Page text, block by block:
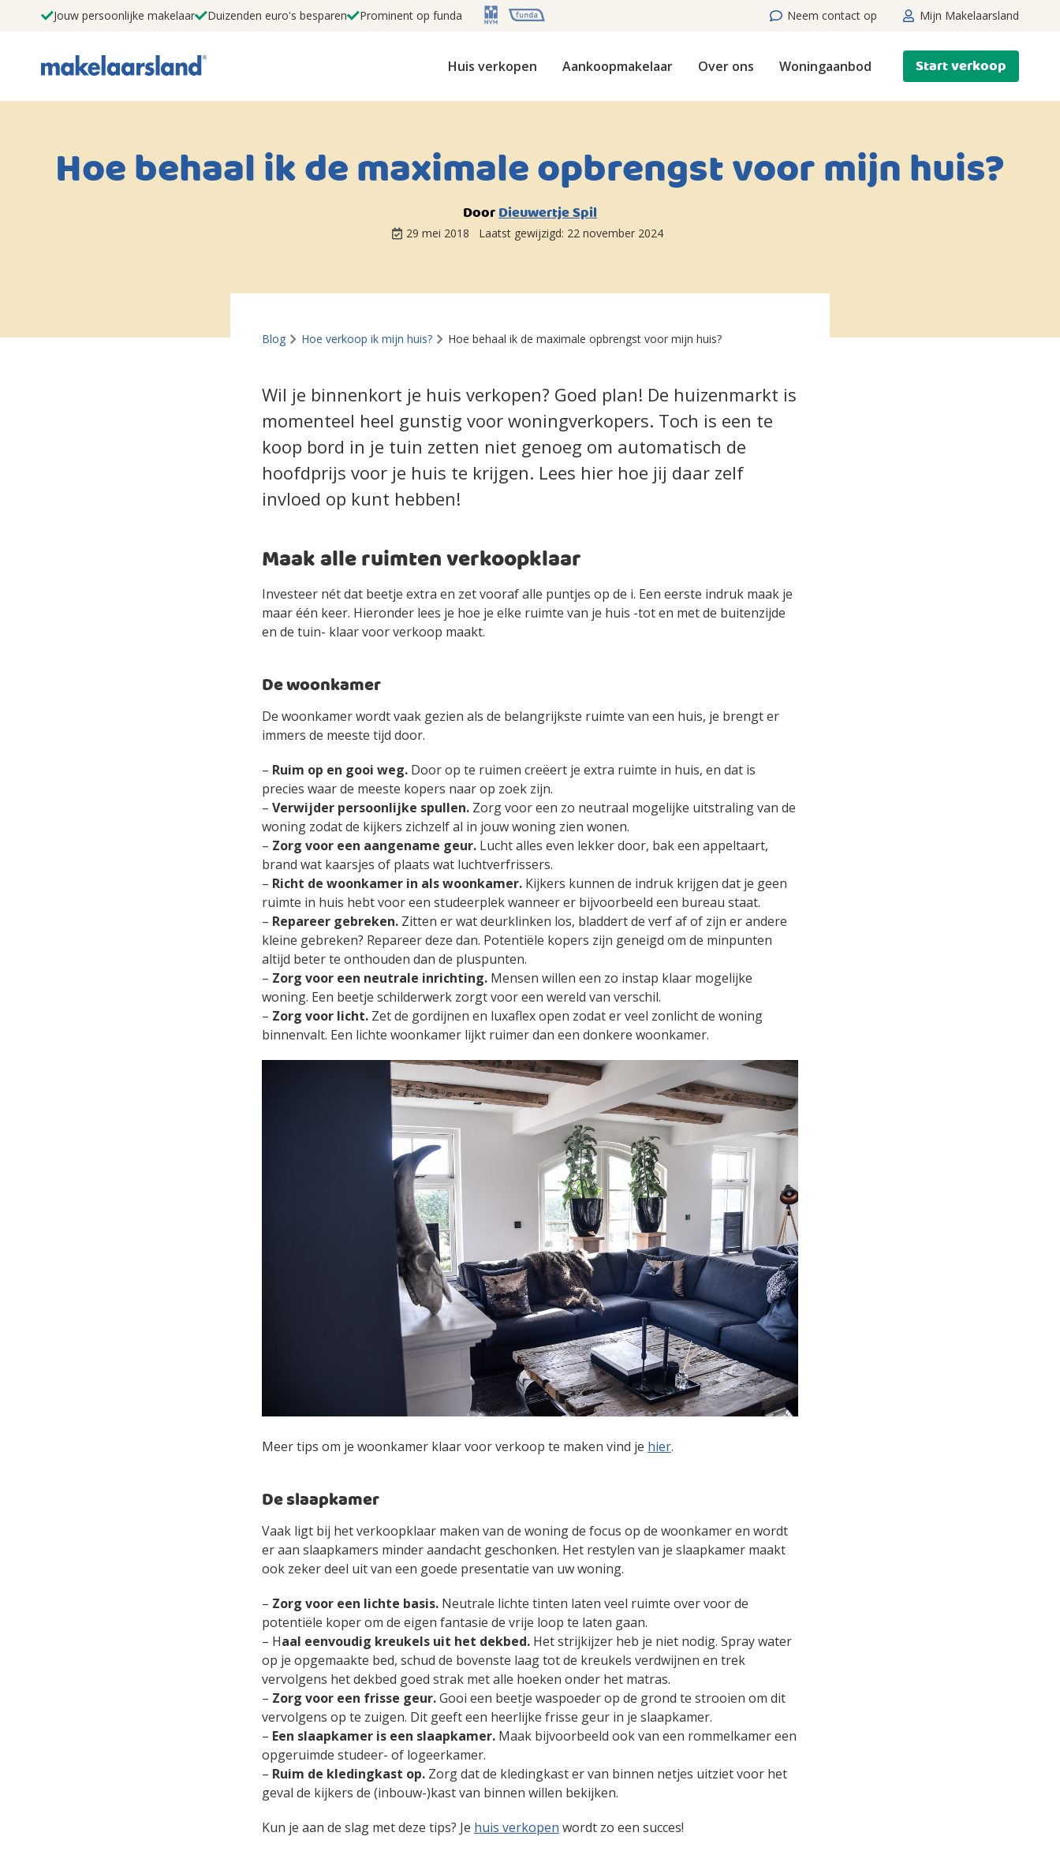
Jouw persoonlijke makelaar Duizenden euro's besparen Prominent op funda Neem contact op Mijn Makelaarsland
Huis verkopen Aankoopmakelaar Over ons Woningaanbod Start verkoop
Hoe behaal ik de maximale opbrengst voor mijn huis?
DoorDieuwertje Spil
29 mei 2018 Laatst gewijzigd: 22 november 2024
Blog Hoe verkoop ik mijn huis? Hoe behaal ik de maximale opbrengst voor mijn huis?
Wil je binnenkort je huis verkopen? Goed plan! De huizenmarkt is
momenteel heel gunstig voor woningverkopers. Toch is een te
koop bord in je tuin zetten niet genoeg om automatisch de
hoofdprijs voor je huis te krijgen. Lees hier hoe jij daar zelf
invloed op kunt hebben!
Maak alle ruimten verkoopklaar
Investeer nét dat beetje extra en zet vooraf alle puntjes op de i. Een eerste indruk maak je
maar één keer. Hieronder lees je hoe je elke ruimte van je huis -tot en met de buitenzijde
en de tuin- klaar voor verkoop maakt.
De woonkamer
De woonkamer wordt vaak gezien als de belangrijkste ruimte van een huis, je brengt er
immers de meeste tijd door.
– Ruim op en gooi weg. Door op te ruimen creëert je extra ruimte in huis, en dat is
precies waar de meeste kopers naar op zoek zijn.
– Verwijder persoonlijke spullen. Zorg voor een zo neutraal mogelijke uitstraling van de
woning zodat de kijkers zichzelf al in jouw woning zien wonen.
– Zorg voor een aangename geur. Lucht alles even lekker door, bak een appeltaart,
brand wat kaarsjes of plaats wat luchtverfrissers.
– Richt de woonkamer in als woonkamer. Kijkers kunnen de indruk krijgen dat je geen
ruimte in huis hebt voor een studeerplek wanneer er bijvoorbeeld een bureau staat.
– Repareer gebreken. Zitten er wat deurklinken los, bladdert de verf af of zijn er andere
kleine gebreken? Repareer deze dan. Potentiële kopers zijn geneigd om de minpunten
altijd beter te onthouden dan de pluspunten.
– Zorg voor een neutrale inrichting. Mensen willen een zo instap klaar mogelijke
woning. Een beetje schilderwerk zorgt voor een wereld van verschil.
– Zorg voor licht. Zet de gordijnen en luxaflex open zodat er veel zonlicht de woning
binnenvalt. Een lichte woonkamer lijkt ruimer dan een donkere woonkamer.
Meer tips om je woonkamer klaar voor verkoop te maken vind je hier.
De slaapkamer
Vaak ligt bij het verkoopklaar maken van de woning de focus op de woonkamer en wordt
er aan slaapkamers minder aandacht geschonken. Het restylen van je slaapkamer maakt
ook zeker deel uit van een goede presentatie van uw woning.
– Zorg voor een lichte basis. Neutrale lichte tinten laten veel ruimte over voor de
potentiële koper om de eigen fantasie de vrije loop te laten gaan.
– Haal eenvoudig kreukels uit het dekbed. Het strijkijzer heb je niet nodig. Spray water
op je opgemaakte bed, schud de bovenste laag tot de kreukels verdwijnen en trek
vervolgens het dekbed goed strak met alle hoeken onder het matras.
– Zorg voor een frisse geur.Gooi een beetje waspoeder op de grond te strooien om dit
vervolgens op te zuigen. Dit geeft een heerlijke frisse geur in je slaapkamer.
– Een slaapkamer is een slaapkamer. Maak bijvoorbeeld ook van een rommelkamer een
opgeruimde studeer- of logeerkamer.
– Ruim de kledingkast op. Zorg dat de kledingkast er van binnen netjes uitziet voor het
geval de kijkers de (inbouw-)kast van binnen willen bekijken.
Kun je aan de slag met deze tips? Je huis verkopen wordt zo een succes!